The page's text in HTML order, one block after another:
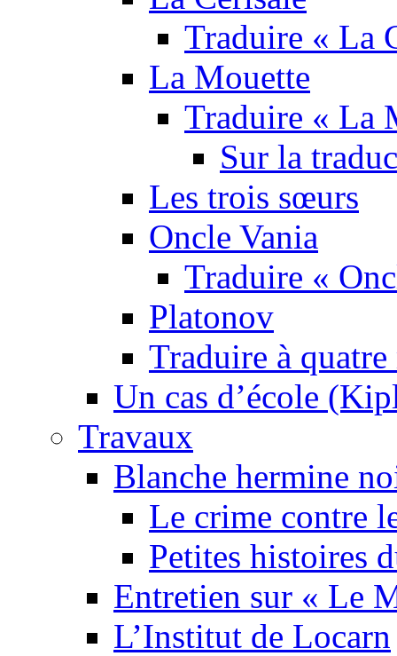
Traduire « La
La Mouette
Traduire « La
Sur la
Les trois sœurs
Oncle Vania
Traduire «
Platonov
Traduire à quatre
Un cas d’école
Travaux
Blanche hermine
Le crime contre
Petites histoires
Entretien sur « Le
L’Institut de Locarn